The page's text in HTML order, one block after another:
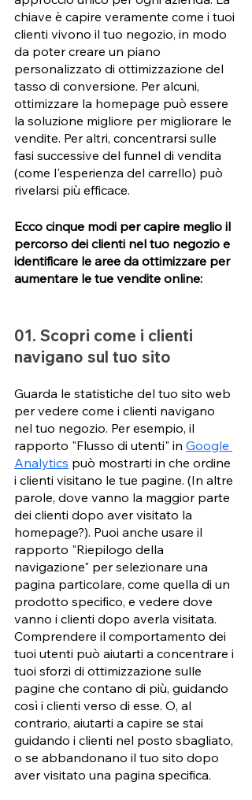
chiave è capire veramente come i tuoi
clienti vivono il tuo negozio, in modo
da poter creare un piano
personalizzato di ottimizzazione del
tasso di conversione. Per alcuni,
ottimizzare la homepage può essere
la soluzione migliore per migliorare le
vendite. Per altri, concentrarsi sulle
fasi successive del funnel di vendita
(come l'esperienza del carrello) può
rivelarsi più efficace.
Ecco cinque modi per capire meglio il
percorso dei clienti nel tuo negozio e
identificare le aree da ottimizzare per
aumentare le tue vendite online:
01. Scopri come i clienti
navigano sul tuo sito
Guarda le statistiche del tuo sito web
per vedere come i clienti navigano
nel tuo negozio. Per esempio, il
rapporto "Flusso di utenti" in Google
Analytics può mostrarti in che ordine
i clienti visitano le tue pagine. (In altre
parole, dove vanno la maggior parte
dei clienti dopo aver visitato la
homepage?). Puoi anche usare il
rapporto "Riepilogo della
navigazione" per selezionare una
pagina particolare, come quella di un
prodotto specifico, e vedere dove
vanno i clienti dopo averla visitata.
Comprendere il comportamento dei
tuoi utenti può aiutarti a concentrare i
tuoi sforzi di ottimizzazione sulle
pagine che contano di più, guidando
così i clienti verso di esse. O, al
contrario, aiutarti a capire se stai
guidando i clienti nel posto sbagliato,
o se abbandonano il tuo sito dopo
aver visitato una pagina specifica.